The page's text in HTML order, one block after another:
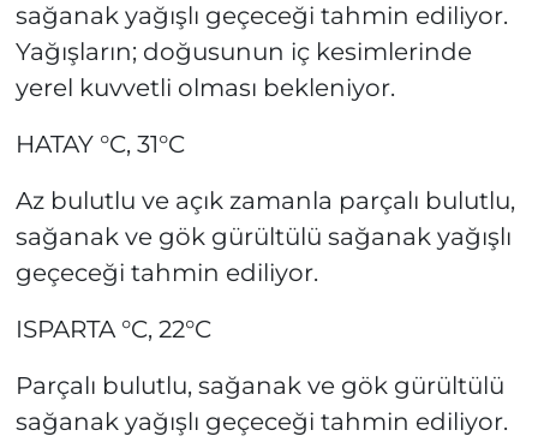
sağanak yağışlı geçeceği tahmin ediliyor.
Yağışların; doğusunun iç kesimlerinde
yerel kuvvetli olması bekleniyor.
HATAY °C, 31°C
Az bulutlu ve açık zamanla parçalı bulutlu,
sağanak ve gök gürültülü sağanak yağışlı
geçeceği tahmin ediliyor.
ISPARTA °C, 22°C
Parçalı bulutlu, sağanak ve gök gürültülü
sağanak yağışlı geçeceği tahmin ediliyor.